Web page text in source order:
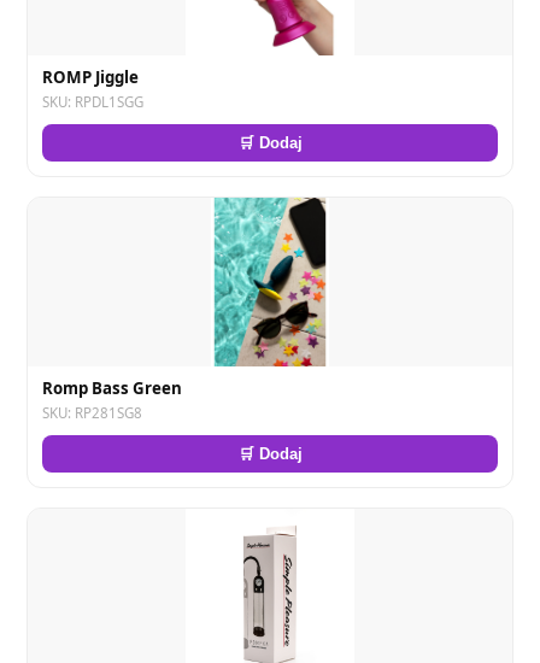
ROMP Jiggle
SKU: RPDL1SGG
🛒 Dodaj
Romp Bass Green
SKU: RP281SG8
🛒 Dodaj